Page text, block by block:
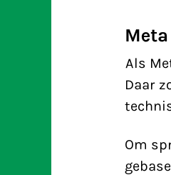
Als
Daar
Om